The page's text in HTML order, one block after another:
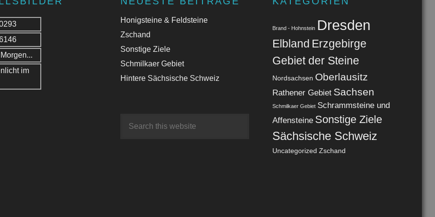
Honigsteine & Feldsteine
Zschand
Sonstige Ziele
Schmilkaer Gebiet
Hintere Sächsische Schweiz
Brand - Hohnstein Dresden
Elbland Erzgebirge
Gebiet der Steine
Nordsachsen Oberlausitz
Rathener Gebiet Sachsen
Schmilkaer Gebiet Schrammsteine und
Affensteine Sonstige Ziele
Sächsische Schweiz
Uncategorized Zschand